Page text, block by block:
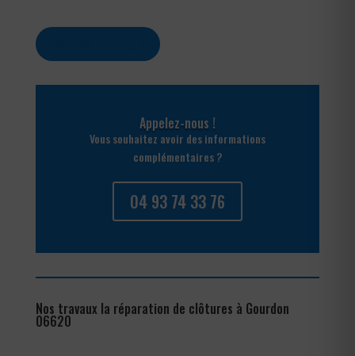
Appelez-nous !
Vous souhaitez avoir des informations
complémentaires ?
04 93 74 33 76
Nos travaux la réparation de clôtures à Gourdon
06620